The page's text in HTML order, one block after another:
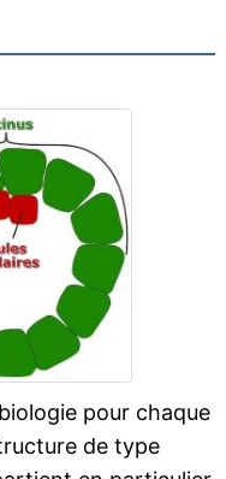
pour chaque
de type